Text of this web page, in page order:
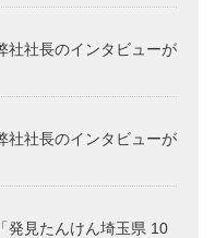
社社長のインタビューが
社社長のインタビューが
発見たんけん埼玉県 10